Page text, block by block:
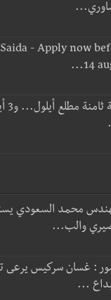
- Apply now
14
محمد السعودي
والب...
: غسان سركيس يرعى
...